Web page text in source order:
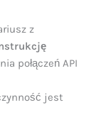
z
połączeń API
jest